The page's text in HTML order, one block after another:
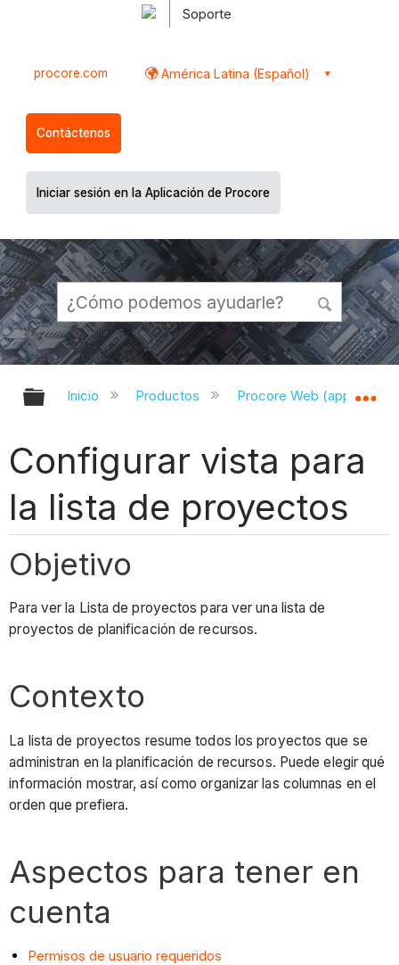
Soporte
procore.com América Latina (Español)
Contáctenos
Iniciar sesión en la Aplicación de Procore
Expandir/contraer jerarquía global
Inicio Productos Procore Web
Configurar vista para
la lista de proyectos
Objetivo
Para ver la Lista de proyectos para ver una lista de
proyectos de planificación de recursos.
Contexto
La lista de proyectos resume todos los proyectos que se
administran en la planificación de recursos. Puede elegir qué
información mostrar, así como organizar las columnas en el
orden que prefiera.
Aspectos para tener en
cuenta
Permisos de usuario requeridos